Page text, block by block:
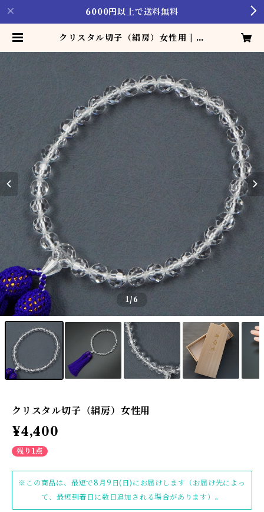
6000円以上で送料無料
クリスタル切子（絹房）女性用 | じ
1/6
クリスタル切子（絹房）女性用
¥4,400
残り1点
※この商品は、最短で8月9日(日)にお届けします（お届け先によっ
て、最短到着日に数日追加される場合があります）。